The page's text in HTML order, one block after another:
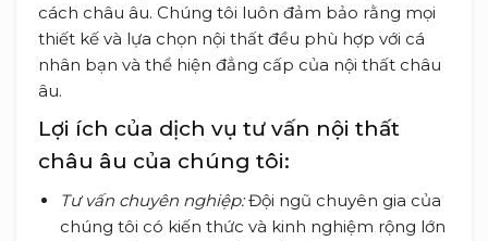
cách châu âu. Chúng tôi luôn đảm bảo rằng mọi
thiết kế và lựa chọn nội thất đều phù hợp với cá
nhân bạn và thể hiện đẳng cấp của nội thất châu
âu.
Lợi ích của dịch vụ tư vấn nội thất
châu âu của chúng tôi:
Tư vấn chuyên nghiệp:Đội ngũ chuyên gia của
chúng tôi có kiến thức và kinh nghiệm rộng lớn